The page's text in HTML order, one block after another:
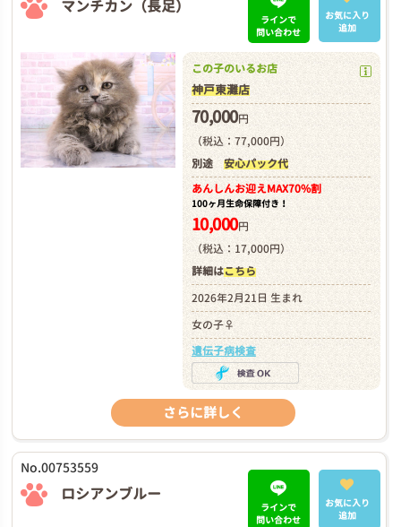
マンチカン（長足）
ラインで
問い合わせ
お気に入り
追加
この子のいるお店
神戸東灘店
70,000円
（税込：77,000円）
別途 安心パック代
あんしんお迎えMAX70%割
100ヶ月生命保障付き！
10,000円
（税込：17,000円）
詳細はこちら
2026年2月21日 生まれ
女の子♀
遺伝子病検査
さらに詳しく
No.00753559
ロシアンブルー
ラインで
問い合わせ
お気に入り
追加